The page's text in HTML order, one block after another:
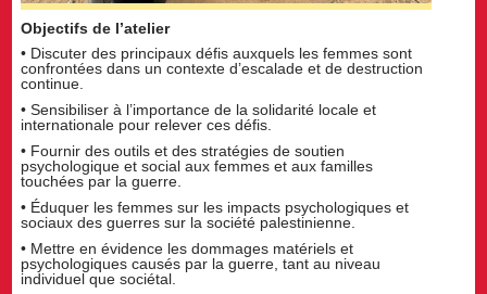
Objectifs de l’atelier
• Discuter des principaux défis auxquels les femmes sont
confrontées dans un contexte d’escalade et de destruction
continue.
• Sensibiliser à l’importance de la solidarité locale et
internationale pour relever ces défis.
• Fournir des outils et des stratégies de soutien
psychologique et social aux femmes et aux familles
touchées par la guerre.
• Éduquer les femmes sur les impacts psychologiques et
sociaux des guerres sur la société palestinienne.
• Mettre en évidence les dommages matériels et
psychologiques causés par la guerre, tant au niveau
individuel que sociétal.